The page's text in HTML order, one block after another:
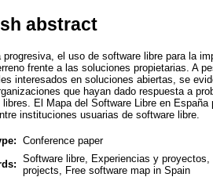
abstract
progresiva, el uso de software libre para la
frente a las soluciones propietarias. A
interesados en soluciones abiertas, se
que hayan dado respuesta a
El Mapa del Software Libre en
instituciones usuarias de software libre.
Conference paper
Software libre, Experiencias y
projects, Free software map in Spain